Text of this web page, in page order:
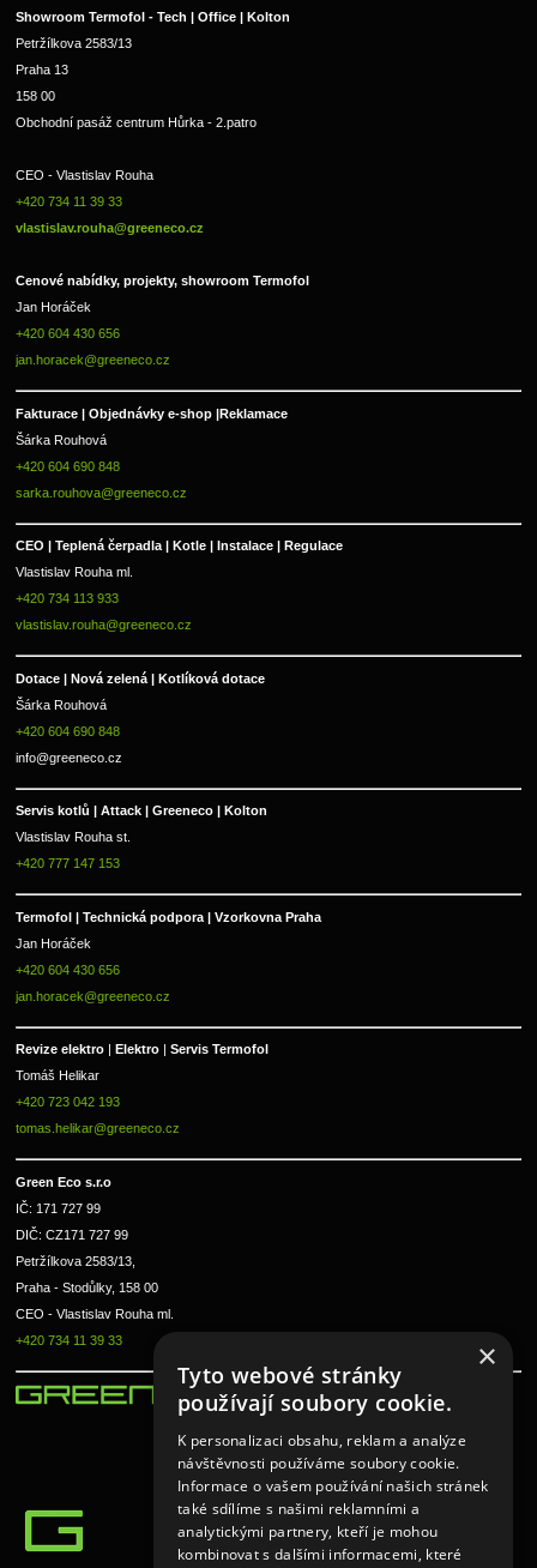
Showroom Termofol - Tech | Office | Kolton
Petržílkova 2583/13
Praha 13
158 00
Obchodní pasáž centrum Hůrka - 2.patro
CEO - Vlastislav Rouha
+420 734 11 39 33
vlastislav.rouha@greeneco.cz
Cenové nabídky, projekty, showroom Termofol
Jan Horáček
+420 604 430 656
jan.horacek@greeneco.cz
Fakturace | Objednávky e-shop |Reklamace
Šárka Rouhová
+420 604 690 848
sarka.rouhova@greeneco.cz
CEO | Teplená čerpadla | Kotle | Instalace | Regulace
Vlastislav Rouha ml.
+420 734 113 933
vlastislav.rouha@greeneco.cz
Dotace | Nová zelená | Kotlíková dotace
Šárka Rouhová
+420 604 690 848
info@greeneco.cz
Servis kotlů | Attack | Greeneco | Kolton
Vlastislav Rouha st.
+420 777 147 153
Termofol | Technická podpora | Vzorkovna Praha
Jan Horáček
+420 604 430 656
jan.horacek@greeneco.cz
Revize elektro Elektro
Servis Termofol
Tomáš Helikar
+420 723 042 193
tomas.helikar@greeneco.cz
Green Eco s.r.o
IČ: 171 727 99
DIČ: CZ171 727 99
Petržílkova 2583/13,
Praha - Stodůlky, 158 00
CEO - Vlastislav Rouha ml.
+420 734 11 39 33
×
Tyto webové stránky
používají soubory cookie.
K personalizaci obsahu, reklam a analýze
návštěvnosti používáme soubory cookie.
Informace o vašem používání našich stránek
také sdílíme s našimi reklamními a
analytickými partnery, kteří je mohou
kombinovat s dalšími informacemi, které